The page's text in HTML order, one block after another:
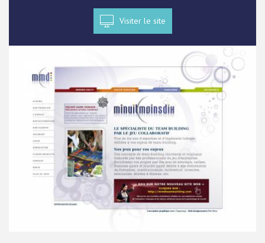
Visiter le site